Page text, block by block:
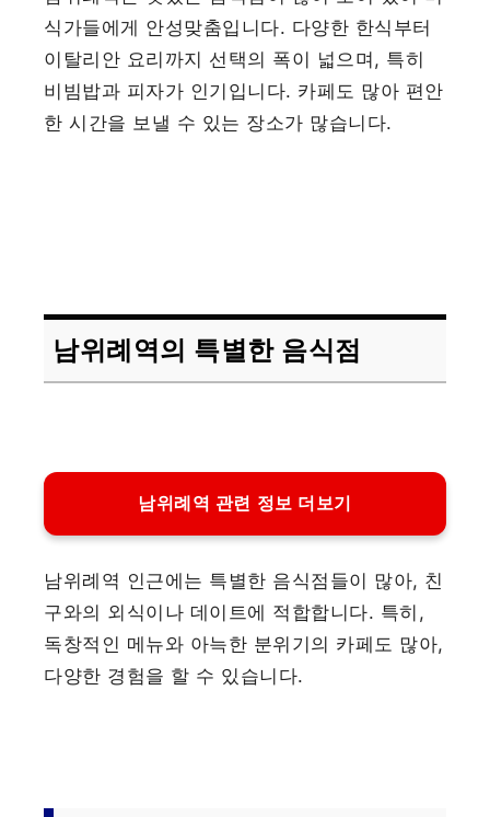
식가들에게 안성맞춤입니다. 다양한 한식부터
이탈리안 요리까지 선택의 폭이 넓으며, 특히
비빔밥과 피자가 인기입니다. 카페도 많아 편안
한 시간을 보낼 수 있는 장소가 많습니다.
남위례역의 특별한 음식점
남위례역 관련 정보 더보기
남위례역 인근에는 특별한 음식점들이 많아, 친
구와의 외식이나 데이트에 적합합니다. 특히,
독창적인 메뉴와 아늑한 분위기의 카페도 많아,
다양한 경험을 할 수 있습니다.